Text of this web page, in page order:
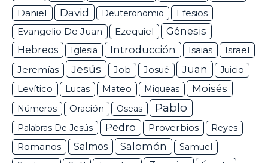
Daniel David Deuteronomio Efesios
Evangelio De Juan Ezequiel
Génesis
Hebreos
Iglesia Introducción Isaias Israel
Jeremías Jesús Job Josué Juan
Juicio
Levítico
Lucas Mateo Miqueas Moisés
Números Oración Oseas Pablo
Palabras De Jesús Pedro Proverbios Reyes
Romanos Salmos Salomón
Samuel